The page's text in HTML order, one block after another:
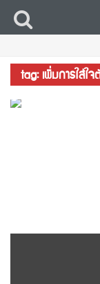
tag: เพิ่มการใส่ใจ